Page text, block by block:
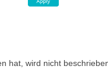
hat, wird nicht